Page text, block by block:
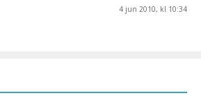
4 jun 2010, kl 10:34